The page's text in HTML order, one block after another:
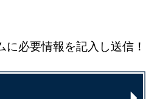
に必要情報を記入し送信！